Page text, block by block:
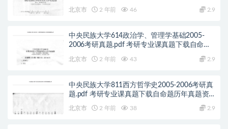
北京市 2 年前 46 2.9
中央民族大学614政治学、管理学基础2005-
2006考研真题.pdf 考研专业课真题下载自命题
北京市 2 年前 43 2.9
中央民族大学811西方哲学史2005-2006考研真
题.pdf 考研专业课真题下载自命题历年真题资
北京市 2 年前 38 2.9